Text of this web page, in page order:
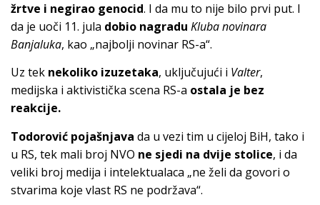
žrtve i negirao genocid. I da mu to nije bilo prvi put. I
da je uoči 11. jula dobio nagradu Kluba novinara
Banjaluka, kao „najbolji novinar RS-a“.
Uz tek nekoliko izuzetaka, uključujući i Valter,
medijska i aktivistička scena RS-a ostala je bez
reakcije.
Todorović pojašnjava da u vezi tim u cijeloj BiH, tako i
u RS, tek mali broj NVO ne sjedi na dvije stolice, i da
veliki broj medija i intelektualaca „ne želi da govori o
stvarima koje vlast RS ne podržava“.